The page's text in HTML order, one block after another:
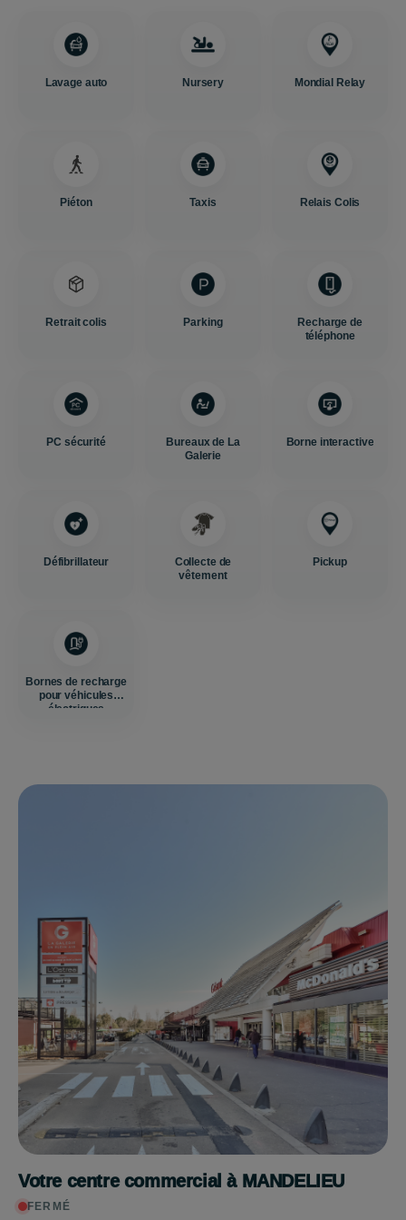
Lavage auto Nursery Mondial Relay
Piéton Taxis Relais Colis
Retrait colis Parking
Recharge de
téléphone
PC sécurité
Bureaux de La
Galerie
Borne interactive
Défibrillateur
Collecte de
vêtement
Pickup
Bornes de recharge
pour véhicules
électriques
Votre centre commercial à MANDELIEU
FERMÉ